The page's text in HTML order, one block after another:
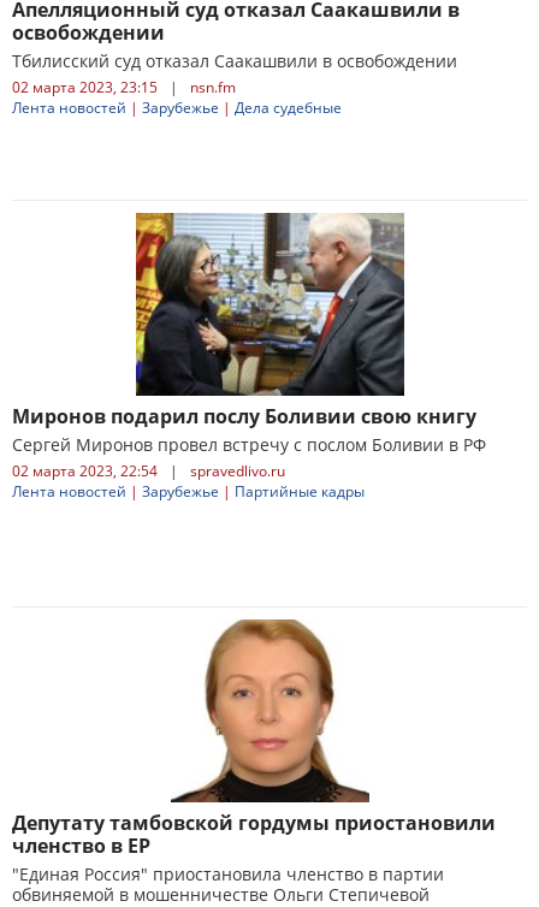
Апелляционный суд отказал Саакашвили в
освобождении
Тбилисский суд отказал Саакашвили в освобождении
02 марта 2023, 23:15 |
nsn.fm
Лента новостей | Зарубежье | Дела судебные
Миронов подарил послу Боливии свою книгу
Сергей Миронов провел встречу с послом Боливии в РФ
02 марта 2023, 22:54 |
spravedlivo.ru
Лента новостей | Зарубежье | Партийные кадры
Депутату тамбовской гордумы приостановили
членство в ЕР
"Единая Россия" приостановила членство в партии
обвиняемой в мошенничестве Ольги Степичевой